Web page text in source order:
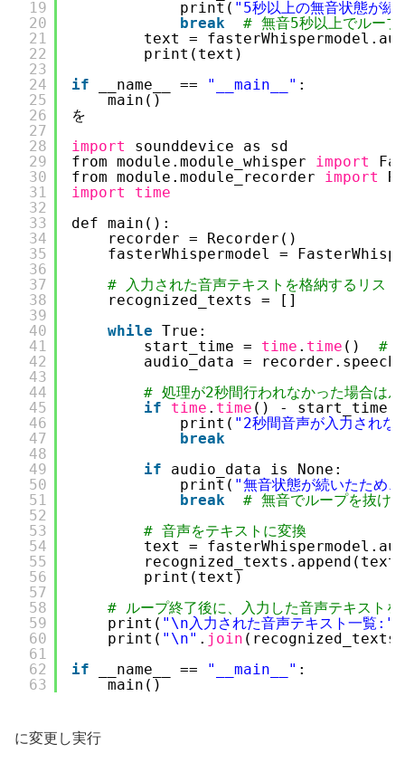
19
20
21
22
23
24
25
26
27
28
29
30
31
32
33
34
35
36
37
38
39
40
41
42
43
44
45
46
47
48
49
50
51
52
53
54
55
56
57
58
59
60
61
62
63
print( "5秒以上の無音状態が続
break
# 無音5秒以上でループ
text =
print(text)
if
__name__ == "__main__" :
main()
を
import
sounddevice as sd
from module.module_whisper
import
from module.module_recorder
import
import
time
def main():
recorder = Recorder()
fasterWhispermodel =
# 入力された音声テキストを格納するリスト
recognized_texts = []
while True:
start_time = time . time () #
audio_data =
# 処理が2秒間行われなかった場合は
if
time . time () - start_time
print( "2秒間音声が入力されな
break
if
audio_data is None:
print( "無音状態が続いたため
break
# 無音でループを抜ける
# 音声をテキストに変換
text =
print(text)
# ループ終了後に、入力した音声テキストを
print( "\n入力された音声テキスト一覧:"
print( "\n" . join
if
__name__ == "__main__" :
main()
に変更し実行